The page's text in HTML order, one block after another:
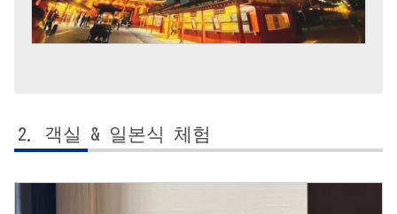
객실 & 일본식 체험